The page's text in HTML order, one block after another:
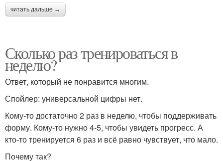
читать дальше →
Сколько раз тренироваться в
неделю?
Ответ, который не понравится многим.
Спойлер: универсальной цифры нет.
Кому-то достаточно 2 раз в неделю, чтобы поддерживать
форму. Кому-то нужно 4-5, чтобы увидеть прогресс. А
кто-то тренируется 6 раз и всё равно чувствует, что мало.
Почему так?